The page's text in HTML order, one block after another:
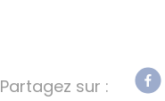
Partagez sur :